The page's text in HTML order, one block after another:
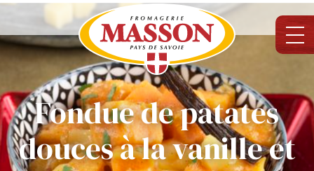
Fondue de patates
douces à la vanille et